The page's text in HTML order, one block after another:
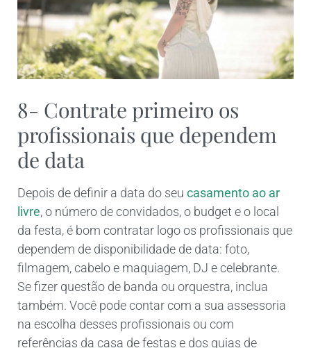
8- Contrate primeiro os
profissionais que dependem
de data
Depois de definir a data do seu casamento ao ar
livre, o número de convidados, o budget e o local
da festa, é bom contratar logo os profissionais que
dependem de disponibilidade de data: foto,
filmagem, cabelo e maquiagem, DJ e celebrante.
Se fizer questão de banda ou orquestra, inclua
também. Você pode contar com a sua assessoria
na escolha desses profissionais ou com
referências da casa de festas e dos guias de